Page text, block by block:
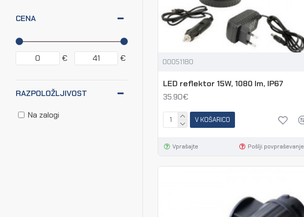
CENA
€ €
RAZPOLOŽLJIVOST
Na zalogi
00051180
LED reflektor 15W, 1080 lm, IP67
35.90€
V KOŠARICO
Vprašajte Pošlji povpraševanje